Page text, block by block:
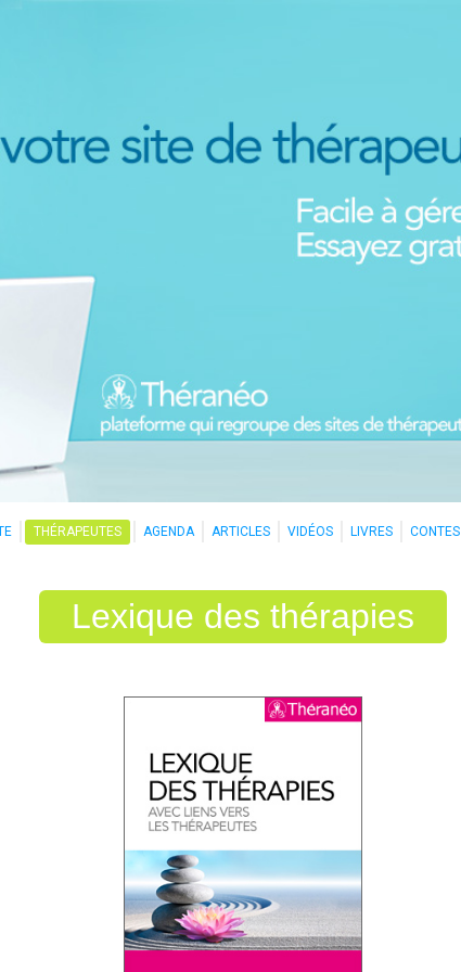
THÉRAPEUTES AGENDA ARTICLES VIDÉOS LIVRES CONTES
Lexique des thérapies